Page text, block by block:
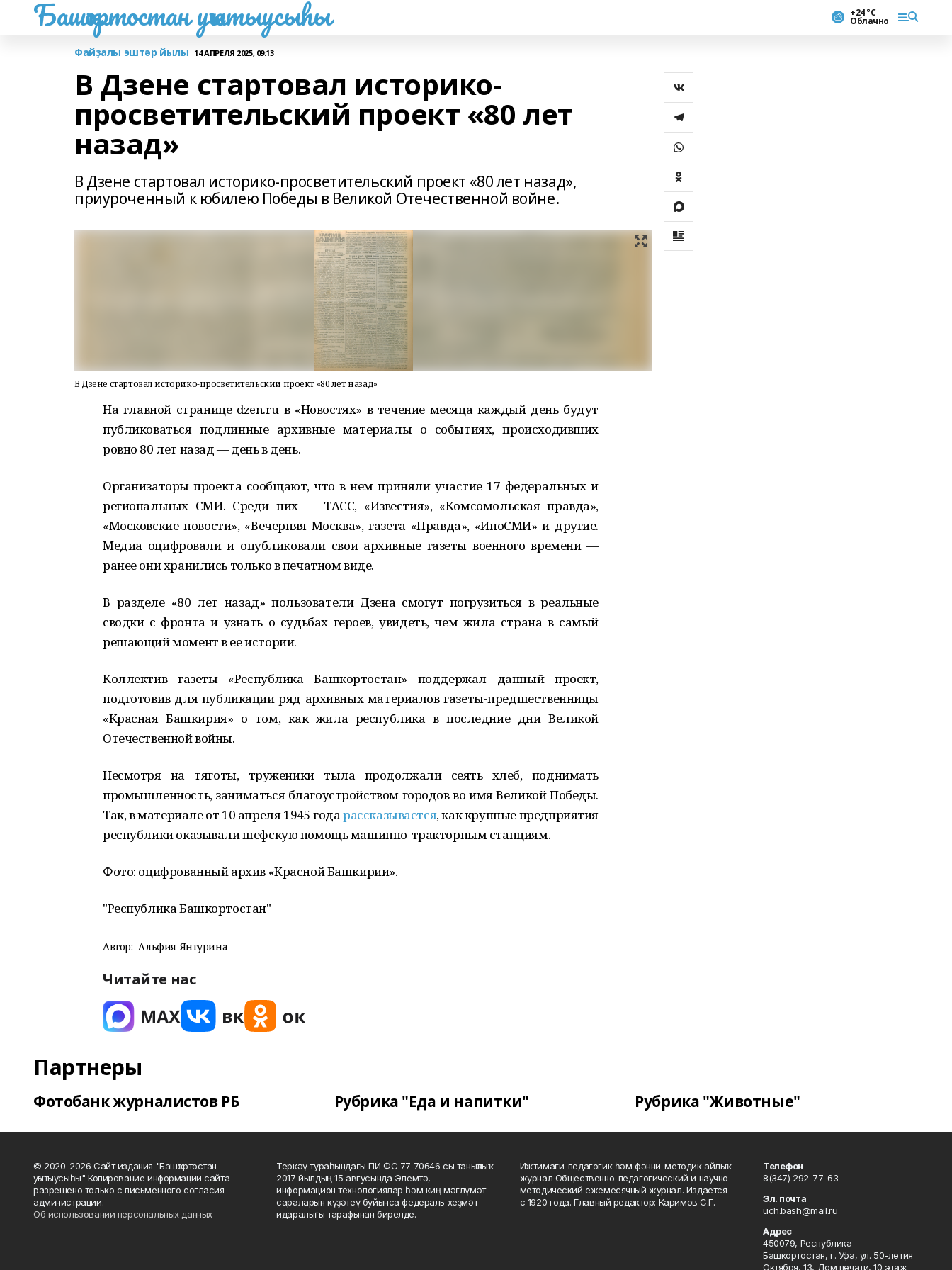
Башҡортостан уҡытыусыһы +24 °С
Облачно
Файҙалы эштәр йылы 14 АПРЕЛЯ 2025, 09:13
В Дзене стартовал историко-
просветительский проект «80 лет
назад»
В Дзене стартовал историко-просветительский проект «80 лет назад»,
приуроченный к юбилею Победы в Великой Отечественной войне.
В Дзене стартовал историко-просветительский проект «80 лет назад»
На главной странице dzen.ru в «Новостях» в течение месяца каждый день будут
публиковаться подлинные архивные материалы о событиях, происходивших
ровно 80 лет назад — день в день.
Организаторы проекта сообщают, что в нем приняли участие 17 федеральных и
региональных СМИ. Среди них — ТАСС, «Известия», «Комсомольская правда»,
«Московские новости», «Вечерняя Москва», газета «Правда», «ИноСМИ» и другие.
Медиа оцифровали и опубликовали свои архивные газеты военного времени —
ранее они хранились только в печатном виде.
В разделе «80 лет назад» пользователи Дзена смогут погрузиться в реальные
сводки с фронта и узнать о судьбах героев, увидеть, чем жила страна в самый
решающий момент в ее истории.
Коллектив газеты «Республика Башкортостан» поддержал данный проект,
подготовив для публикации ряд архивных материалов газеты-предшественницы
«Красная Башкирия» о том, как жила республика в последние дни Великой
Отечественной войны.
Несмотря на тяготы, труженики тыла продолжали сеять хлеб, поднимать
промышленность, заниматься благоустройством городов во имя Великой Победы.
Так, в материале от 10 апреля 1945 годарассказывается, как крупные предприятия
республики оказывали шефскую помощь машинно-тракторным станциям.
Фото: оцифрованный архив «Красной Башкирии».
"Республика Башкортостан"
Автор: Альфия Янтурина
Читайте нас
Партнеры
Фотобанк журналистов РБ Рубрика "Еда и напитки" Рубрика "Животные"
© 2020-2026 Сайт издания "Башҡортостан
уҡытыусыһы" Копирование информации сайта
разрешено только с письменного согласия
администрации.
Об использовании персональных данных
Теркәү тураһындағы ПИ ФС 77‑70646‑сы таныҡлыҡ
2017 йылдың 15 авгусында Элемтә,
информацион технологиялар һәм киң мәғлүмәт
сараларын күҙәтеү буйынса федераль хеҙмәт
идаралығы тарафынан бирелде.
Ижтимағи-педагогик һәм фәнни-методик айлыҡ
журнал Общественно-педагогический и научно-
методический ежемесячный журнал. Издается
с 1920 года. Главный редактор: Каримов С.Г.
Телефон
8(347) 292-77-63
Эл. почта
uch.bash@mail.ru
Адрес
450079, Республика
Башкортостан, г. Уфа, ул. 50-летия
Октября, 13, Дом печати, 10 этаж